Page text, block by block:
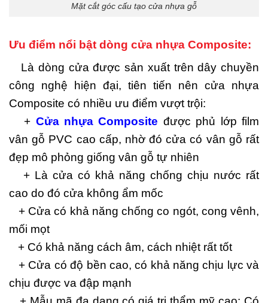
Mặt cắt góc cấu tạo cửa nhựa gỗ
Ưu điểm nổi bật dòng cửa nhựa Composite:
Là dòng cửa được sản xuất trên dây chuyền
công nghệ hiện đại, tiên tiến nên cửa nhựa
Composite có nhiều ưu điểm vượt trội:
+ Cửa nhựa Composite được phủ lớp film
vân gỗ PVC cao cấp, nhờ đó cửa có vân gỗ rất
đẹp mô phỏng giống vân gỗ tự nhiên
+ Là cửa có khả năng chống chịu nước rất
cao do đó cửa không ẩm mốc
+ Cửa có khả năng chống co ngót, cong vênh,
mối mọt
+ Có khả năng cách âm, cách nhiệt rất tốt
+ Cửa có độ bền cao, có khả năng chịu lực và
chịu được va đập mạnh